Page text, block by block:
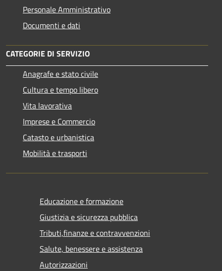
Personale Amministrativo
Documenti e dati
CATEGORIE DI SERVIZIO
Anagrafe e stato civile
Cultura e tempo libero
Vita lavorativa
Imprese e Commercio
Catasto e urbanistica
Mobilità e trasporti
Educazione e formazione
Giustizia e sicurezza pubblica
Tributi,finanze e contravvenzioni
Salute, benessere e assistenza
Autorizzazioni